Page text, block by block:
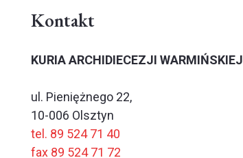
Kontakt
KURIA ARCHIDIECEZJI WARMIŃSKIEJ
ul. Pieniężnego 22,
10-006 Olsztyn
tel. 89 524 71 40
fax 89 524 71 72